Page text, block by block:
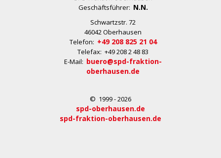
Geschäftsführer: N.N.
Schwartzstr. 72
46042 Oberhausen
Telefon: +49 208 825 21 04
Telefax: +49 208 2 48 83
E-Mail: buero@spd-fraktion-
oberhausen.de
© 1999 - 2026
spd-oberhausen.de
spd-fraktion-oberhausen.de